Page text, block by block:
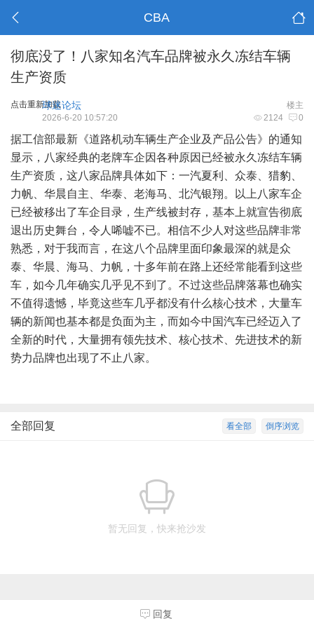
CBA
彻底没了！八家知名汽车品牌被永久冻结车辆
生产资质
点击重新加载 楼主
球迷论坛
2124 0
2026-6-20 10:57:20
据工信部最新《道路机动车辆生产企业及产品公告》的通知
显示，八家经典的老牌车企因各种原因已经被永久冻结车辆
生产资质，这八家品牌具体如下：一汽夏利、众泰、猎豹、
力帆、华晨自主、华泰、老海马、北汽银翔。以上八家车企
已经被移出了车企目录，生产线被封存，基本上就宣告彻底
退出历史舞台，令人唏嘘不已。相信不少人对这些品牌非常
熟悉，对于我而言，在这八个品牌里面印象最深的就是众
泰、华晨、海马、力帆，十多年前在路上还经常能看到这些
车，如今几年确实几乎见不到了。不过这些品牌落幕也确实
不值得遗憾，毕竟这些车几乎都没有什么核心技术，大量车
辆的新闻也基本都是负面为主，而如今中国汽车已经迈入了
全新的时代，大量拥有领先技术、核心技术、先进技术的新
势力品牌也出现了不止八家。
倒序浏览
看全部
全部回复
暂无回复，快来抢沙发
回复